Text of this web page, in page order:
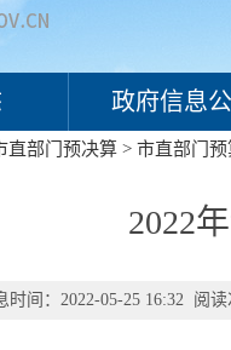
政府信息
直部门预决算 > 市直部门预
2022
时间：2022-05-25 16:32 阅读